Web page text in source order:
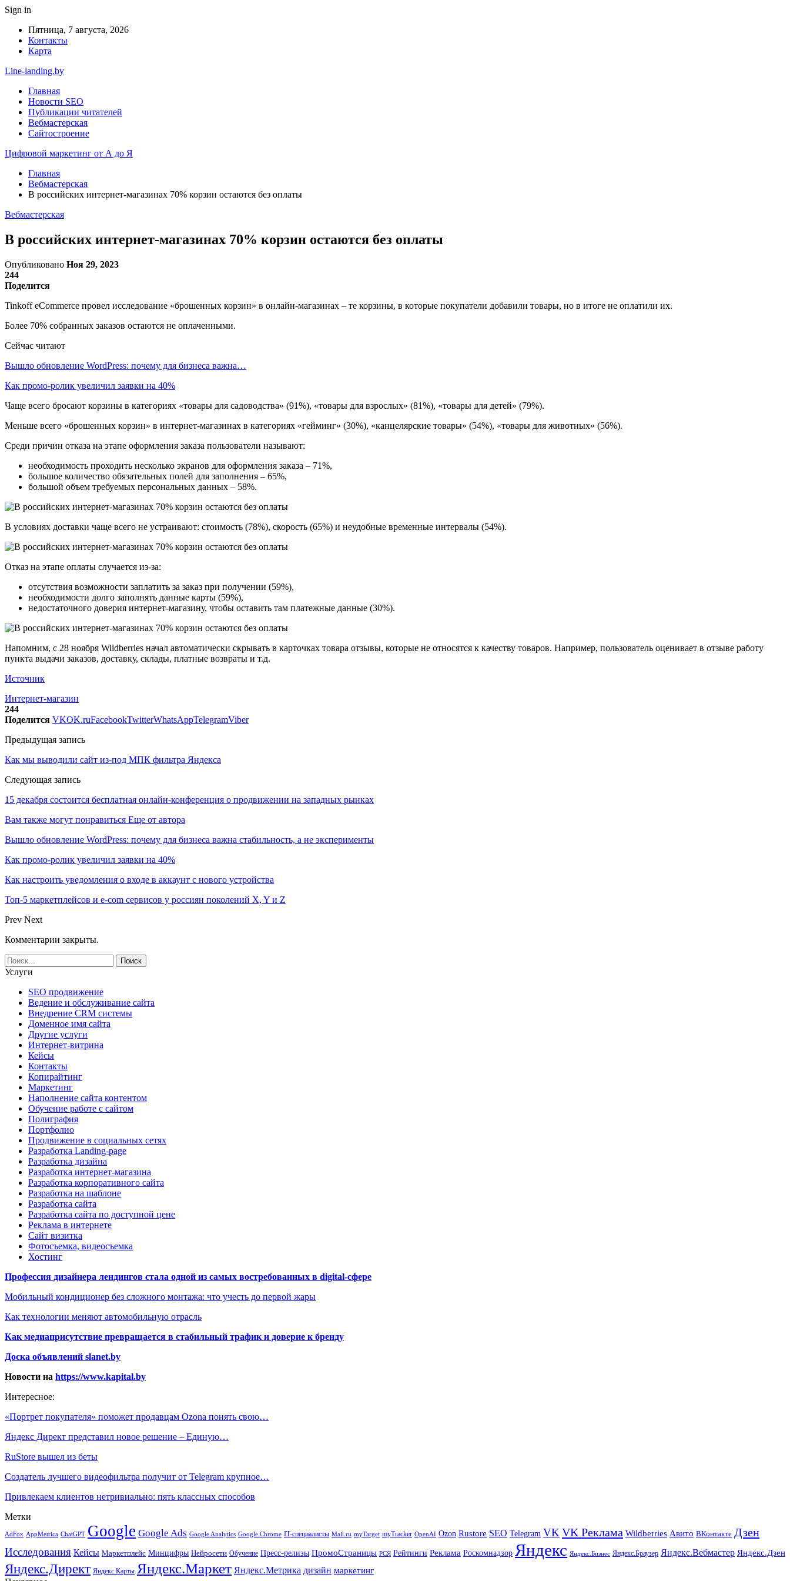
Sign in
Пятница, 7 августа, 2026
Контакты
Карта
Line-landing.by
Главная
Новости SEO
Публикации читателей
Вебмастерская
Сайтостроение
Цифровой маркетинг от А до Я
Главная
Вебмастерская
В российских интернет-магазинах 70% корзин остаются без оплаты
Вебмастерская
В российских интернет-магазинах 70% корзин остаются без оплаты
Опубликовано Ноя 29, 2023
244
Поделится
Tinkoff eCommerce провел исследование «брошенных корзин» в онлайн-магазинах – те корзины, в которые покупатели добавили товары, но в итоге не оплатили их.
Более 70% собранных заказов остаются не оплаченными.
Сейчас читают
Вышло обновление WordPress: почему для бизнеса важна…
Как промо-ролик увеличил заявки на 40%
Чаще всего бросают корзины в категориях «товары для садоводства» (91%), «товары для взрослых» (81%), «товары для детей» (79%).
Меньше всего «брошенных корзин» в интернет-магазинах в категориях «гейминг» (30%), «канцелярские товары» (54%), «товары для животных» (56%).
Среди причин отказа на этапе оформления заказа пользователи называют:
необходимость проходить несколько экранов для оформления заказа – 71%,
большое количество обязательных полей для заполнения – 65%,
большой объем требуемых персональных данных – 58%.
В условиях доставки чаще всего не устраивают: стоимость (78%), скорость (65%) и неудобные временные интервалы (54%).
Отказ на этапе оплаты случается из-за:
отсутствия возможности заплатить за заказ при получении (59%),
необходимости долго заполнять данные карты (59%),
недостаточного доверия интернет-магазину, чтобы оставить там платежные данные (30%).
Напомним, с 28 ноября Wildberries начал автоматически скрывать в карточках товара отзывы, которые не относятся к качеству товаров. Например, пользователь оценивает в отзыве работу
пункта выдачи заказов, доставку, склады, платные возвраты и т.д.
Источник
Интернет-магазин
244
Поделится VKOK.ruFacebookTwitterWhatsAppTelegramViber
Предыдущая запись
Как мы выводили сайт из-под МПК фильтра Яндекса
Следующая запись
15 декабря состоится бесплатная онлайн-конференция о продвижении на западных рынках
Вам также могут понравиться Еще от автора
Вышло обновление WordPress: почему для бизнеса важна стабильность, а не эксперименты
Как промо-ролик увеличил заявки на 40%
Как настроить уведомления о входе в аккаунт с нового устройства
Топ-5 маркетплейсов и e-com сервисов у россиян поколений X, Y и Z
Prev Next
Комментарии закрыты.
Услуги
SEO продвижение
Ведение и обслуживание сайта
Внедрение CRM системы
Доменное имя сайта
Другие услуги
Интернет-витрина
Кейсы
Контакты
Копирайтинг
Маркетинг
Наполнение сайта контентом
Обучение работе с сайтом
Полиграфия
Портфолио
Продвижение в социальных сетях
Разработка Landing-page
Разработка дизайна
Разработка интернет-магазина
Разработка корпоративного сайта
Разработка на шаблоне
Разработка сайта
Разработка сайта по доступной цене
Реклама в интернете
Сайт визитка
Фотосъемка, видеосъемка
Хостинг
Профессия дизайнера лендингов стала одной из самых востребованных в digital-сфере
Мобильный кондиционер без сложного монтажа: что учесть до первой жары
Как технологии меняют автомобильную отрасль
Как медиаприсутствие превращается в стабильный трафик и доверие к бренду
Доска объявлений slanet.by
Новости на https://www.kapital.by
Интересное:
«Портрет покупателя» поможет продавцам Ozona понять свою…
Яндекс Директ представил новое решение – Единую…
RuStore вышел из беты
Создатель лучшего видеофильтра получит от Telegram крупное…
Привлекаем клиентов нетривиально: пять классных способов
Метки
AdFox AppMetrica ChatGPT Google Google Ads Google Analytics Google Chrome IT-специалисты Mail.ru myTarget myTracker OpenAI Ozon Rustore SEO Telegram VK VK Реклама Wildberries Авито ВКонтакте Дзен
Исследования Кейсы Маркетплейс Минцифры Нейросети Обучение Пресс-релизы ПромоСтраницы РСЯ Рейтинги Реклама Роскомнадзор Яндекс Яндекс.Бизнес Яндекс.Браузер Яндекс.Вебмастер Яндекс.Дзен
Яндекс.Директ Яндекс.Карты Яндекс.Маркет Яндекс.Метрика дизайн маркетинг